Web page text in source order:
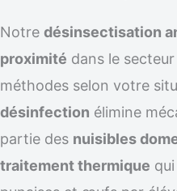
Notre désinsectisation
proximité dans le
méthodes selon votre
désinfection élimine
partie des nuisibles
traitement thermique